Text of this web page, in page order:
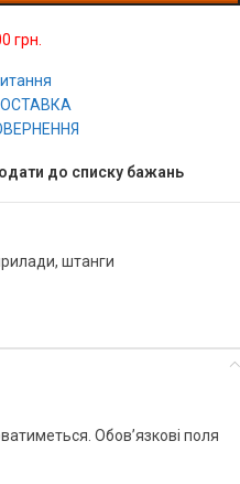
грн.
до списку бажань
штанги
Обов’язкові поля